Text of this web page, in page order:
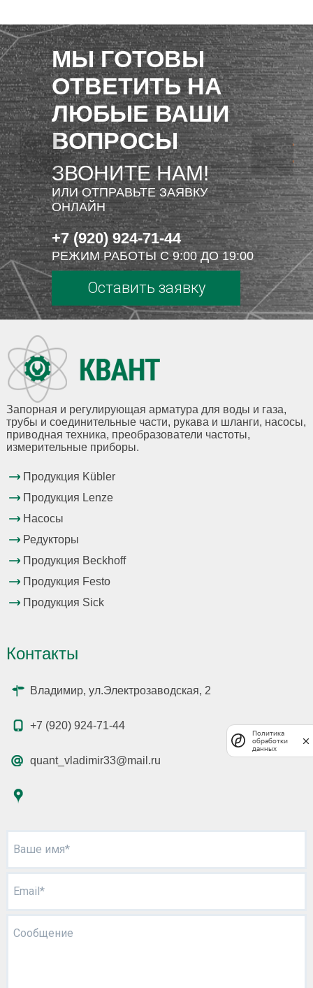
МЫ ГОТОВЫ
ОТВЕТИТЬ НА
ЛЮБЫЕ ВАШИ
ВОПРОСЫ
ЗВОНИТЕ НАМ!
ИЛИ ОТПРАВЬТЕ ЗАЯВКУ
ОНЛАЙН
+7 (920) 924-71-44
РЕЖИМ РАБОТЫ С 9:00 ДО 19:00
Оставить заявку
Запорная и регулирующая арматура для воды и газа,
трубы и соединительные части, рукава и шланги, насосы,
приводная техника, преобразователи частоты,
измерительные приборы.
Продукция Kübler
Продукция Lenze
Насосы
Редукторы
Продукция Beckhoff
Продукция Festo
Продукция Sick
Контакты
Владимир, ул.Электрозаводская, 2
+7 (920) 924-71-44
quant_vladimir33@mail.ru
Ваше имя*
Email*
Сообщение
Политика
обработки
данных